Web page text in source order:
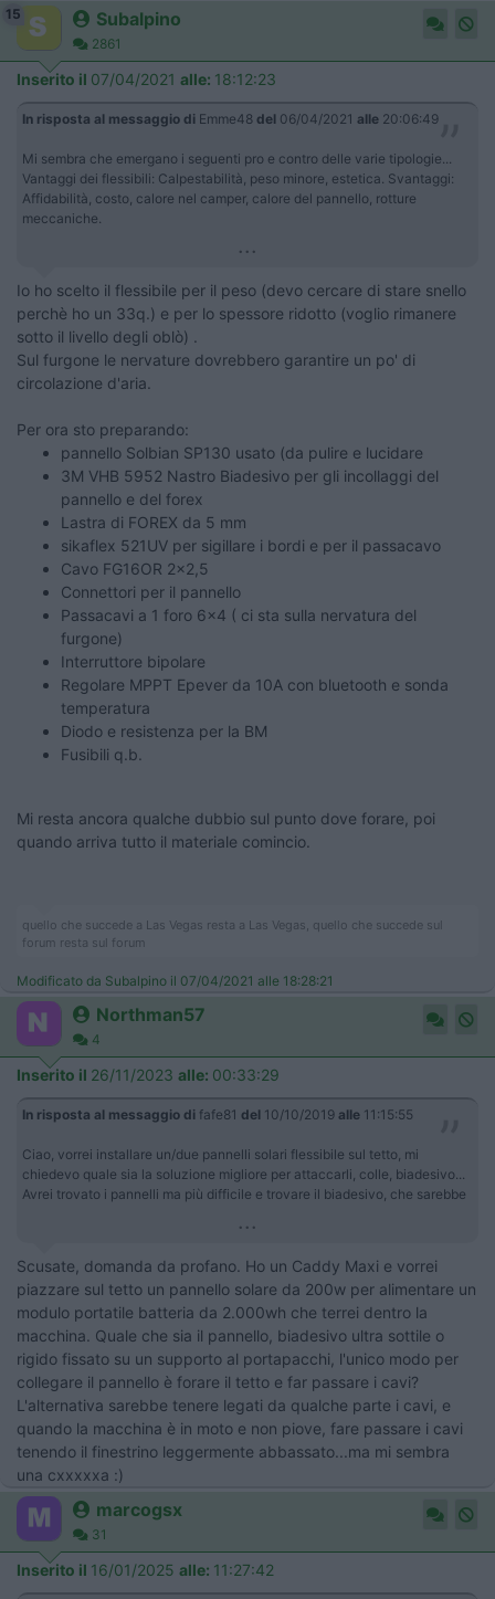
15 Subalpino
2861
Inserito il 07/04/2021 alle: 18:12:23
In risposta al messaggio di Emme48 del 06/04/2021 alle 20:06:49
Mi sembra che emergano i seguenti pro e contro delle varie tipologie...
Vantaggi dei flessibili: Calpestabilità, peso minore, estetica. Svantaggi:
Affidabilità, costo, calore nel camper, calore del pannello, rotture
meccaniche.
...
Io ho scelto il flessibile per il peso (devo cercare di stare snello
perchè ho un 33q.) e per lo spessore ridotto (voglio rimanere
sotto il livello degli oblò) .
Sul furgone le nervature dovrebbero garantire un po' di
circolazione d'aria.
Per ora sto preparando:
pannello Solbian SP130 usato (da pulire e lucidare
3M VHB 5952 Nastro Biadesivo per gli incollaggi del
pannello e del forex
Lastra di FOREX da 5 mm
sikaflex 521UV per sigillare i bordi e per il passacavo
Cavo FG16OR 2x2,5
Connettori per il pannello
Passacavi a 1 foro 6x4 ( ci sta sulla nervatura del
furgone)
Interruttore bipolare
Regolare MPPT Epever da 10A con bluetooth e sonda
temperatura
Diodo e resistenza per la BM
Fusibili q.b.
Mi resta ancora qualche dubbio sul punto dove forare, poi
quando arriva tutto il materiale comincio.
quello che succede a Las Vegas resta a Las Vegas, quello che succede sul
forum resta sul forum
Modificato da Subalpino il 07/04/2021 alle 18:28:21
Northman57
4
Inserito il 26/11/2023 alle: 00:33:29
In risposta al messaggio di fafe81 del 10/10/2019 alle 11:15:55
Ciao, vorrei installare un/due pannelli solari flessibile sul tetto, mi
chiedevo quale sia la soluzione migliore per attaccarli, colle, biadesivo...
Avrei trovato i pannelli ma più difficile e trovare il biadesivo, che sarebbe
...
Scusate, domanda da profano. Ho un Caddy Maxi e vorrei
piazzare sul tetto un pannello solare da 200w per alimentare un
modulo portatile batteria da 2.000wh che terrei dentro la
macchina. Quale che sia il pannello, biadesivo ultra sottile o
rigido fissato su un supporto al portapacchi, l'unico modo per
collegare il pannello è forare il tetto e far passare i cavi?
L'alternativa sarebbe tenere legati da qualche parte i cavi, e
quando la macchina è in moto e non piove, fare passare i cavi
tenendo il finestrino leggermente abbassato...ma mi sembra
una cxxxxxa :)
marcogsx
31
Inserito il 16/01/2025 alle: 11:27:42